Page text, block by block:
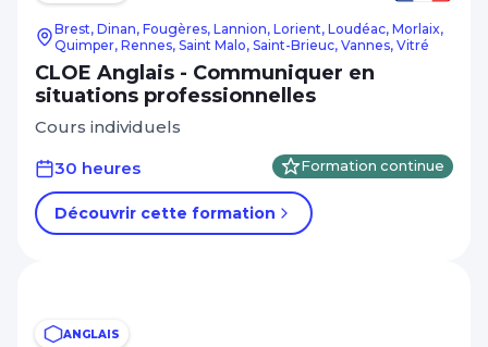
Brest, Dinan, Fougères, Lannion, Lorient, Loudéac, Morlaix,
Quimper, Rennes, Saint Malo, Saint-Brieuc, Vannes, Vitré
CLOE Anglais - Communiquer en
situations professionnelles
Cours individuels
30 heures
Formation continue
Découvrir cette formation
ANGLAIS